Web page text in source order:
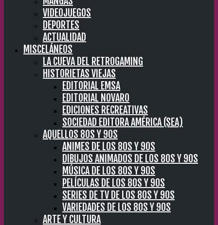
VIDEOJUEGOS
DEPORTES
ACTUALIDAD
MISCELÁNEOS
LA CUEVA DEL RETROGAMING
HISTORIETAS VIEJAS
EDITORIAL EMSA
EDITORIAL NOVARO
EDICIONES RECREATIVAS
SOCIEDAD EDITORA AMÉRICA (SEA)
AQUELLOS 80S Y 90S
ANIMES DE LOS 80S Y 90S
DIBUJOS ANIMADOS DE LOS 80S Y 90S
MÚSICA DE LOS 80S Y 90S
PELÍCULAS DE LOS 80S Y 90S
SERIES DE TV DE LOS 80S Y 90S
VARIEDADES DE LOS 80S Y 90S
ARTE Y CULTURA